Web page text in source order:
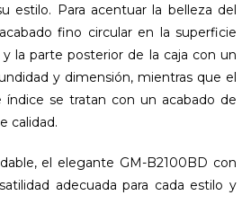
estilo. Para acentuar la belleza del
fino circular en la superficie
la parte posterior de la caja con un
y dimensión, mientras que el
se tratan con un acabado de
calidad.
el elegante GM-B2100BD con
adecuada para cada estilo y